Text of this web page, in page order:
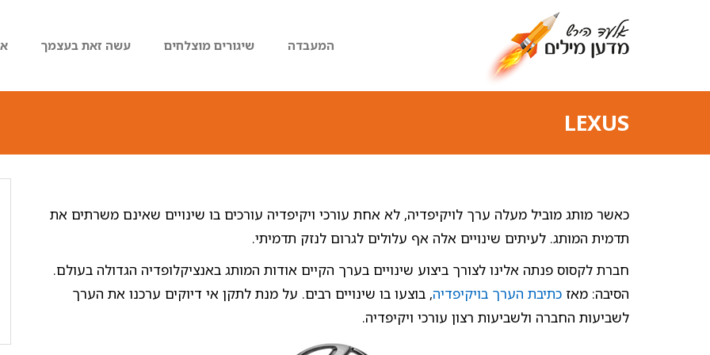
המעבדה שיגורים מוצלחים עשה זאת בעצמך
LEXUS
כאשר מותג מוביל מעלה ערך לויקיפדיה, לא אחת עורכי ויקיפדיה עורכים בו שינויים שאינם משרתים את
תדמית המותג. לעיתים שינויים אלה אף עלולים לגרום לנזק תדמיתי.
חברת לקסוס פנתה אלינו לצורך ביצוע שינויים בערך הקיים אודות המותג באנציקלופדיה הגדולה בעולם.
הסיבה: מאז כתיבת הערך בויקיפדיה, בוצעו בו שינויים רבים. על מנת לתקן אי דיוקים ערכנו את הערך
לשביעות החברה ולשביעות רצון עורכי ויקיפדיה.